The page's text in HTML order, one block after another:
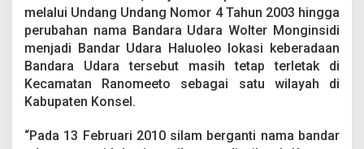
melalui Undang Undang Nomor 4 Tahun 2003 hingga
perubahan nama Bandara Udara Wolter Monginsidi
menjadi Bandar Udara Haluoleo lokasi keberadaan
Bandara Udara tersebut masih tetap terletak di
Kecamatan Ranomeeto sebagai satu wilayah di
Kabupaten Konsel.
“Pada 13 Februari 2010 silam berganti nama bandar